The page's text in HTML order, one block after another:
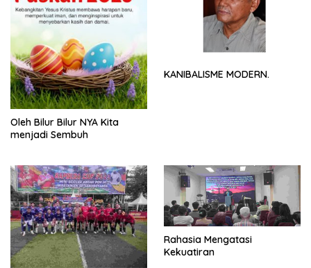
Oleh Bilur Bilur NYA Kita
menjadi Sembuh
KANIBALISME MODERN.
Rahasia Mengatasi
Kekuatiran